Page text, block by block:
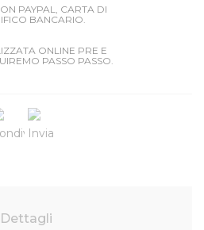
PAYPAL, CARTA DI
BANCARIO.
ONLINE PRE E
PASSO PASSO.
Dettagli